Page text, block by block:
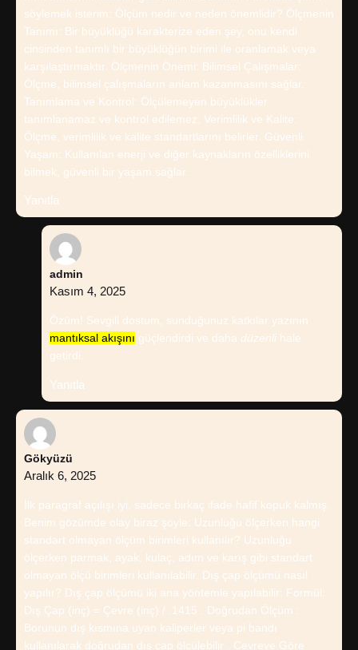
söylemek isterim: Ölçüm nedir ve neden önemlidir? Ölçmenin
Tanımı: Bir büyüklüğü karakterize eden şey, onu kendi
cinsinden tanımlı bir büyüklüğün birimi ile oranlamak veya
karşılaştırmaktır. Ölçmenin Önemi: Bilimsel Çalışmalar:
Ölçme, bilimsel çalışmaların anlam kazanmasını sağlar.
Tanımlama ve Kontrol: Ölçülemeyen büyüklükler
tanımlanamaz ve kontrol edilemez. Verimlilik ve Kalite:
Ölçme, verimlilik ve kalite standartlarını belirler. Güvenli
Yaşam: Kullanılan enerji ve diğer kaynakların özelliklerini
bilmek, güvenli bir yaşam sağlar.
Yanıtla
admin
Kasım 4, 2025
Özüm! Sevgili dostum, sunduğunuz katkılar yazının
mantıksal akışını güçlendirdi ve daha düzenli hale
getirdi.
Yanıtla
Gökyüzü
Aralık 6, 2025
İlk paragraf açılışı iyi, sadece birkaç ifade hafif kopuk kalmış.
Benim gözümde olay biraz şöyle: Uzunluğu ölçerken hangi
standart olmayan ölçüm birimleri kullanılır? Uzunluğu
ölçerken parmak, ayak, kulaç, adım ve karış gibi standart
olmayan ölçü birimleri kullanılabilir. Dış çap ölçümü nasıl
yapılır? Dış çap ölçümü iki ana yöntemle yapılabilir: Formül:
Dış Çap (inç) = Çevre (inç) / .1415 . Doğrudan Ölçüm :
Borunun dış kısmına uyan kaliperler veya pi bandı
kullanılarak doğrudan dış çap ölçülebilir . Çevreye Göre